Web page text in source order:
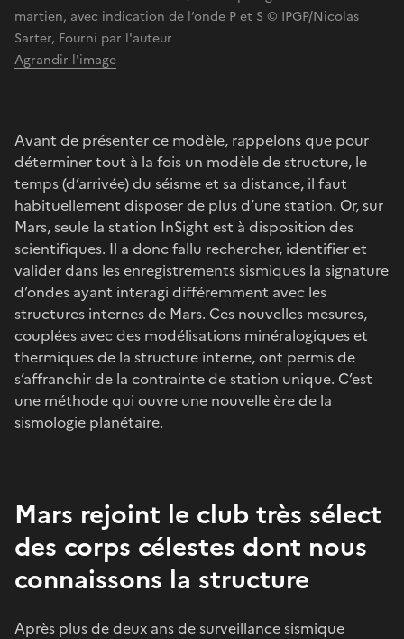
martien, avec indication de l’onde P et S © IPGP/Nicolas
Sarter, Fourni par l'auteur
Agrandir l'image
Avant de présenter ce modèle, rappelons que pour
déterminer tout à la fois un modèle de structure, le
temps (d’arrivée) du séisme et sa distance, il faut
habituellement disposer de plus d’une station. Or, sur
Mars, seule la station InSight est à disposition des
scientifiques. Il a donc fallu rechercher, identifier et
valider dans les enregistrements sismiques la signature
d’ondes ayant interagi différemment avec les
structures internes de Mars. Ces nouvelles mesures,
couplées avec des modélisations minéralogiques et
thermiques de la structure interne, ont permis de
s’affranchir de la contrainte de station unique. C’est
une méthode qui ouvre une nouvelle ère de la
sismologie planétaire.
Mars rejoint le club très sélect
des corps célestes dont nous
connaissons la structure
Après plus de deux ans de surveillance sismique